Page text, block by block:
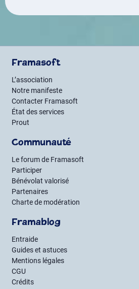
publications
Framasoft
L’association
Notre manifeste
Contacter Framasoft
État des services
Prout
Communauté
Le forum de Framasoft
Participer
Bénévolat valorisé
Partenaires
Charte de modération
Framablog
Entraide
Guides et astuces
Mentions légales
CGU
Crédits